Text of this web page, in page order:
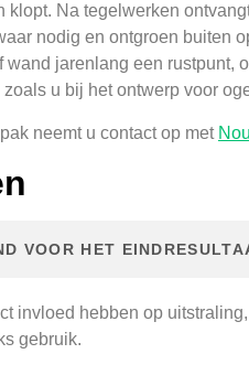
Na tegelwerken
nodig en ontgroen buiten
jarenlang een
u bij het ontwerp voor
neemt u contact op met
VOOR HET
invloed hebben op
gebruik.